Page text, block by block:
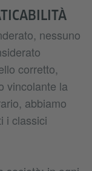
nessuno
corretto,
vincolante la
abbiamo
i classici